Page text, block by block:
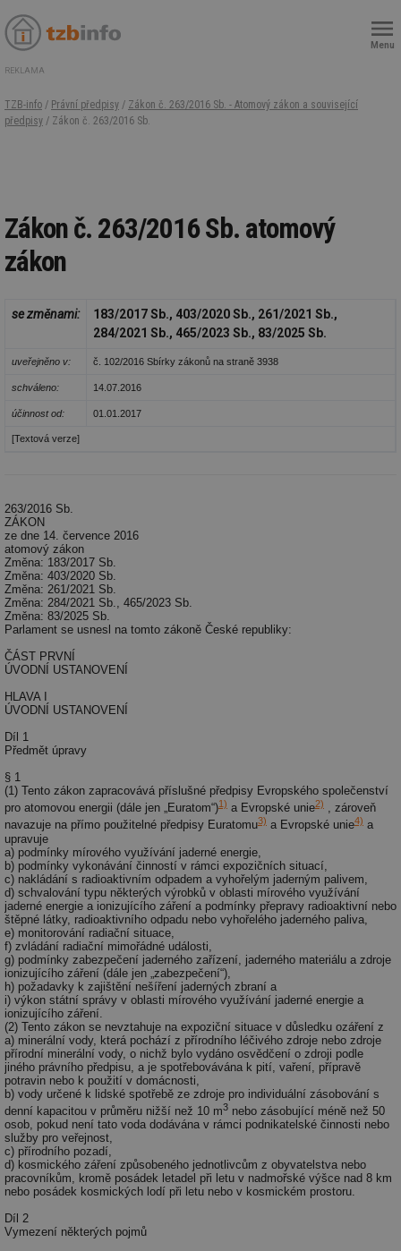
Menu
REKLAMA
TZB-info / Právní předpisy / Zákon č. 263/2016 Sb. - Atomový zákon a související
předpisy / Zákon č. 263/2016 Sb.
Zákon č. 263/2016 Sb. atomový
zákon
se změnami:
183/2017 Sb., 403/2020 Sb., 261/2021 Sb.,
284/2021 Sb., 465/2023 Sb., 83/2025 Sb.
uveřejněno v: č. 102/2016 Sbírky zákonů na straně 3938
schváleno: 14.07.2016
účinnost od: 01.01.2017
[Textová verze]
263/2016 Sb.
ZÁKON
ze dne 14. července 2016
atomový zákon
Změna: 183/2017 Sb.
Změna: 403/2020 Sb.
Změna: 261/2021 Sb.
Změna: 284/2021 Sb., 465/2023 Sb.
Změna: 83/2025 Sb.
Parlament se usnesl na tomto zákoně České republiky:
ČÁST PRVNÍ
ÚVODNÍ USTANOVENÍ
HLAVA I
ÚVODNÍ USTANOVENÍ
Díl 1
Předmět úpravy
§ 1
(1) Tento zákon zapracovává příslušné předpisy Evropského společenství
pro atomovou energii (dále jen „Euratom“)1) a Evropské unie2) , zároveň
navazuje na přímo použitelné předpisy Euratomu3) a Evropské unie4) a
upravuje
a) podmínky mírového využívání jaderné energie,
b) podmínky vykonávání činností v rámci expozičních situací,
c) nakládání s radioaktivním odpadem a vyhořelým jaderným palivem,
d) schvalování typu některých výrobků v oblasti mírového využívání
jaderné energie a ionizujícího záření a podmínky přepravy radioaktivní nebo
štěpné látky, radioaktivního odpadu nebo vyhořelého jaderného paliva,
e) monitorování radiační situace,
f) zvládání radiační mimořádné události,
g) podmínky zabezpečení jaderného zařízení, jaderného materiálu a zdroje
ionizujícího záření (dále jen „zabezpečení“),
h) požadavky k zajištění nešíření jaderných zbraní a
i) výkon státní správy v oblasti mírového využívání jaderné energie a
ionizujícího záření.
(2) Tento zákon se nevztahuje na expoziční situace v důsledku ozáření z
a) minerální vody, která pochází z přírodního léčivého zdroje nebo zdroje
přírodní minerální vody, o nichž bylo vydáno osvědčení o zdroji podle
jiného právního předpisu, a je spotřebovávána k pití, vaření, přípravě
potravin nebo k použití v domácnosti,
b) vody určené k lidské spotřebě ze zdroje pro individuální zásobování s
denní kapacitou v průměru nižší než 10 m3 nebo zásobující méně než 50
osob, pokud není tato voda dodávána v rámci podnikatelské činnosti nebo
služby pro veřejnost,
c) přírodního pozadí,
d) kosmického záření způsobeného jednotlivcům z obyvatelstva nebo
pracovníkům, kromě posádek letadel při letu v nadmořské výšce nad 8 km
nebo posádek kosmických lodí při letu nebo v kosmickém prostoru.
Díl 2
Vymezení některých pojmů